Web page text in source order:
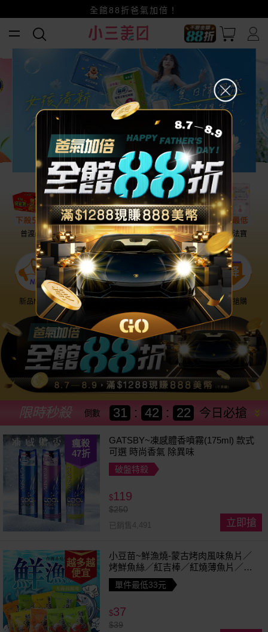
賺美幣~換好禮~立即換GO~
小三美日x全支付~美幣+全點折上折超划算
全館88折爸氣加倍！
普渡必備 話題保養 盛夏提案 雨天法寶
新品NEW 降價搶購
今日必搶
限時秒殺 倒數 31 : 42 : 20
瘋殺
47折
GATSBY~凍感體香噴霧(175ml) 款式
可選 時尚香氣 除異味
破盤特殺
$119
$250
已銷售4,491 立即搶
越多越
便宜
小豆苗~鮮漁燒-蒙古烤肉風味魚片／
烤鮮魚絲／紅吉棒／紅燒薄魚片／鱈
魚香絲／方塊鮮魚片／清香魚／煙燻
切片(1包入) 款式可選
單件最低33元
$37
$39